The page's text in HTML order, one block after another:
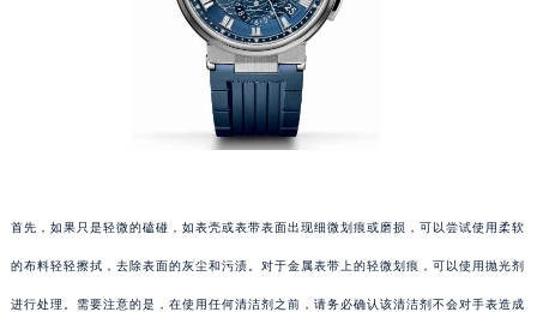
首先，如果只是轻微的磕碰，如表壳或表带表面出现细微划痕或磨损，可以尝试使用柔软
的布料轻轻擦拭，去除表面的灰尘和污渍。对于金属表带上的轻微划痕，可以使用抛光剂
进行处理。需要注意的是，在使用任何清洁剂之前，请务必确认该清洁剂不会对手表造成